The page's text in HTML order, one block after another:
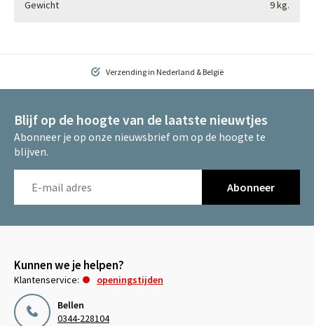
Gewicht 9 kg.
Verzending in Nederland & België
Blijf op de hoogte van de laatste nieuwtjes
Abonneer je op onze nieuwsbrief om op de hoogte te
blijven.
Abonneer
Kunnen we je helpen?
Klantenservice:
openingstijden
Bellen
0344-228104